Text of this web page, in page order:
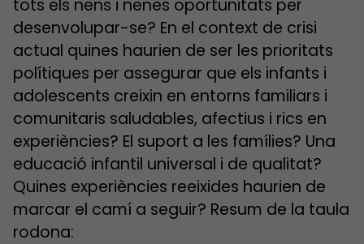
tots els nens i nenes oportunitats per
desenvolupar-se? En el context de crisi
actual quines haurien de ser les prioritats
polítiques per assegurar que els infants i
adolescents creixin en entorns familiars i
comunitaris saludables, afectius i rics en
experiències? El suport a les famílies? Una
educació infantil universal i de qualitat?
Quines experiències reeixides haurien de
marcar el camí a seguir? Resum de la taula
rodona: